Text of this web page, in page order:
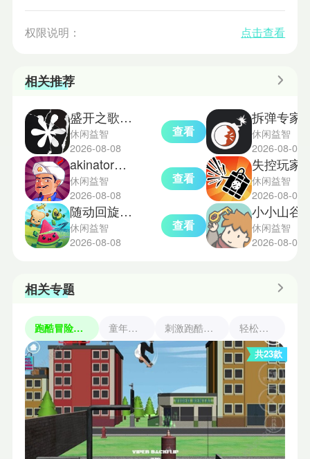
权限说明： 点击查看
相关推荐
盛开之歌完整版
休闲益智
2026-08-08
查看
akinator神灯猜人名
休闲益智
2026-08-08
查看
随动回旋镖手机移植版
休闲益智
2026-08-08
查看
休闲益智
2026-08-07
休闲益智
2026-08-07
休闲益智
2026-08-07
相关专题
跑酷冒险游戏 童年经典 刺激跑酷游戏 轻松解压
共23款